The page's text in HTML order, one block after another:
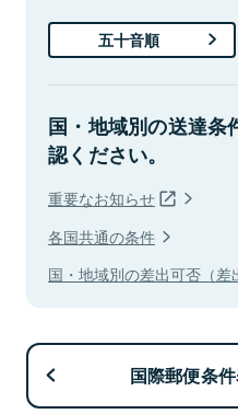
五十音順
国・地域別の送達条
認ください。
重要なお知らせ
各国共通の条件
国・地域別の差出可否（差
国際郵便条